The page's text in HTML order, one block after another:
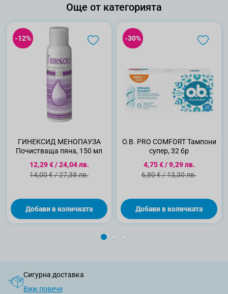
Още от категорията
-12%
-12%
ГИНЕКСИД МЕНОПАУЗА
Почистваща пяна, 150 мл
Специална цена
12,29 €/24,04 лв.
Стандартна цена
14,00 €/27,38 лв.
Добави в количката
-30%
-30%
О.В. PRO COMFORT Тампони
супер, 32 бр
Специална цена
4,75 €/9,29 лв.
Стандартна цена
6,80 €/13,30 лв.
Добави в количката
Сигурна доставка
Виж повече